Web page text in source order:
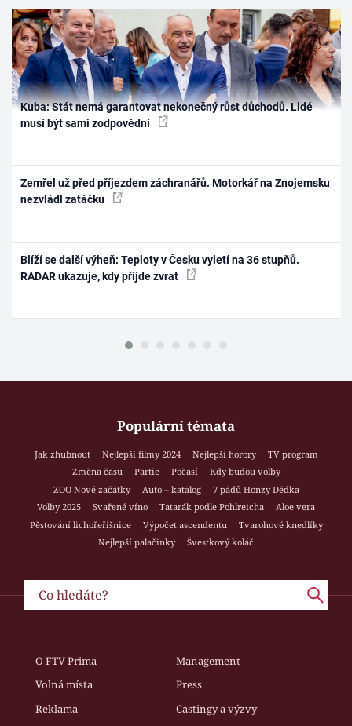
Kuba: Stát nemá garantovat nekonečný růst důchodů. Lidé
musí být sami zodpovědní
Zemřel už před příjezdem záchranářů. Motorkář na Znojemsku
nezvládl zatáčku
Blíží se další výheň: Teploty v Česku vyletí na 36 stupňů.
RADAR ukazuje, kdy přijde zvrat
Populární témata
Jak zhubnout Nejlepší filmy 2024 Nejlepší horory
TV program
Změna času
Partie Počasí
Kdy budou volby
ZOO Nové začátky
Auto – katalog
7 pádů Honzy Dědka
Volby 2025
Svařené víno Tatarák podle Pohlreicha
Aloe vera
Pěstování lichořeřišnice
Výpočet ascendentu
Tvarohové knedlíky
Nejlepší palačinky
Švestkový koláč
O FTV Prima
Management
Volná místa
Press
Reklama
Castingy a výzvy